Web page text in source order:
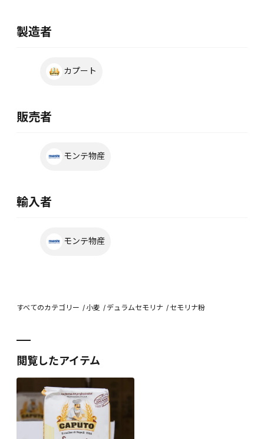
製造者
カプート
販売者
モンテ物産
輸入者
モンテ物産
すべてのカテゴリー 小麦 デュラムセモリナ セモリナ粉
閲覧したアイテム